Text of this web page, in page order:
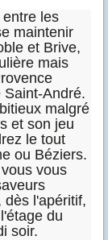
les
maintenir
et Brive,
mais
Saint-André.
malgré
et son jeu
le tout
ou Béziers.
vous
dès l'apéritif,
du
soir.